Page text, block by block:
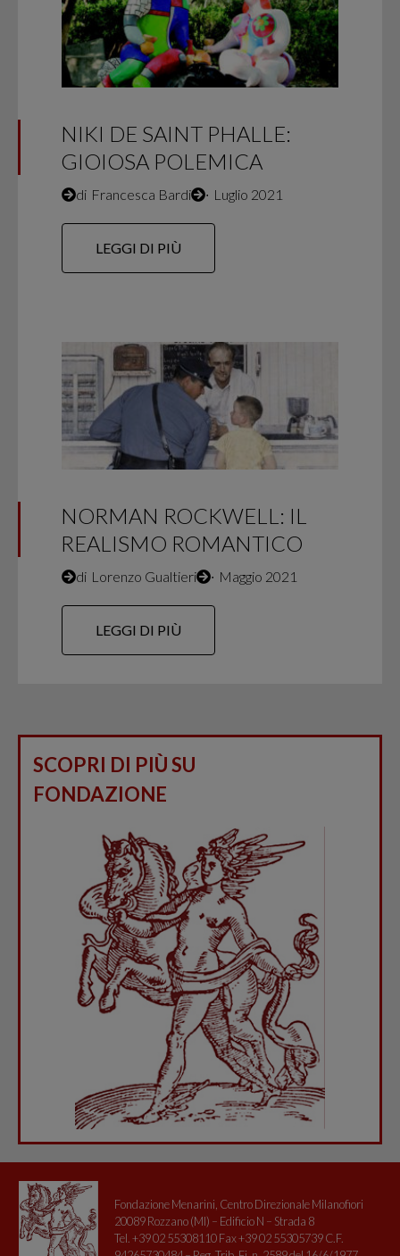
NIKI DE SAINT PHALLE:
GIOIOSA POLEMICA
di Francesca Bardi ∙ Luglio 2021
LEGGI DI PIÙ
NORMAN ROCKWELL: IL
REALISMO ROMANTICO
di Lorenzo Gualtieri ∙ Maggio 2021
LEGGI DI PIÙ
SCOPRI DI PIÙ SU
FONDAZIONE
Fondazione Menarini, Centro Direzionale Milanofiori
20089 Rozzano (MI) – Edificio N – Strada 8
Tel. +39 02 55308110 Fax +39 02 55305739 C.F.